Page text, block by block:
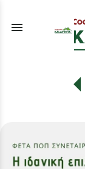
menu